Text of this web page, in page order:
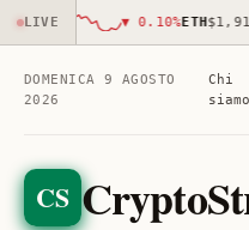
LIVE 0.10 %ETH
DOMENICA 9 AGOSTO
2026
Chi
siamo
CS